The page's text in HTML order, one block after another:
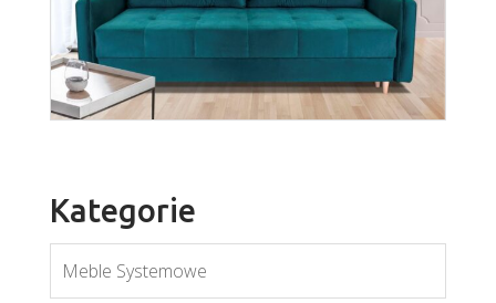
Valentino
Kategorie
Meble Systemowe